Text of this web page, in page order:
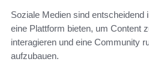
Soziale Medien sind entscheidend
eine Plattform bieten, um Content
interagieren und eine Community
aufzubauen.